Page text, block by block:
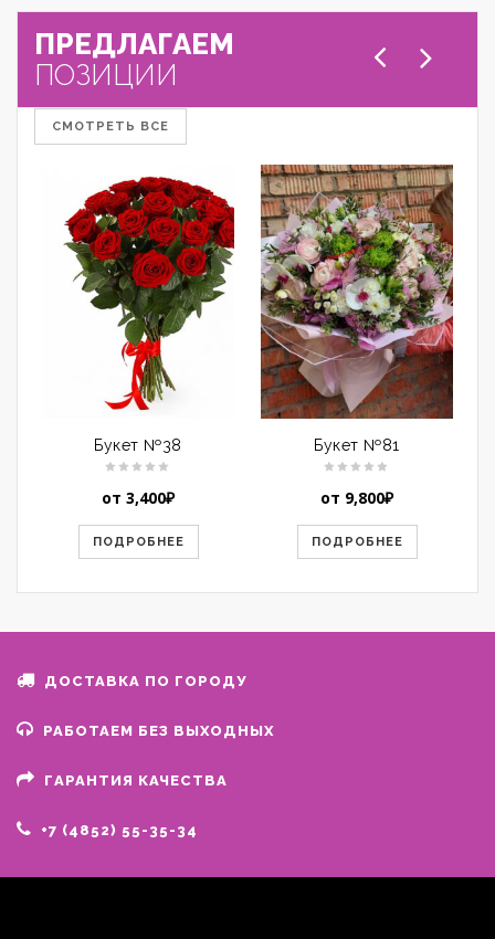
ПРЕДЛАГАЕМ
ПОЗИЦИИ
СМОТРЕТЬ ВСЕ
Букет №38
от 3,400₽
ПОДРОБНЕЕ
Букет №81
от 9,800₽
ПОДРОБНЕЕ
ДОСТАВКА ПО ГОРОДУ
РАБОТАЕМ БЕЗ ВЫХОДНЫХ
ГАРАНТИЯ КАЧЕСТВА
+7 (4852) 55-35-34